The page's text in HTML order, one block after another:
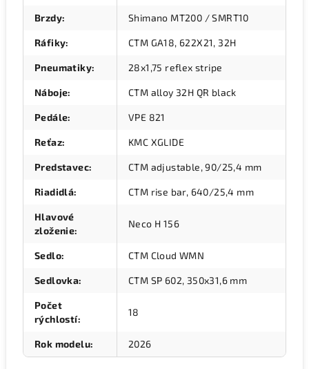
Brzdy: Shimano MT200 / SMRT10
Ráfiky: CTM GA18, 622X21, 32H
Pneumatiky: 28x1,75 reflex stripe
Náboje: CTM alloy 32H QR black
Pedále: VPE 821
Reťaz: KMC XGLIDE
Predstavec: CTM adjustable, 90/25,4 mm
Riadidlá: CTM rise bar, 640/25,4 mm
Hlavové
zloženie:
Neco H 156
Sedlo: CTM Cloud WMN
Sedlovka: CTM SP 602, 350x31,6 mm
Počet
rýchlostí:
18
Rok modelu: 2026